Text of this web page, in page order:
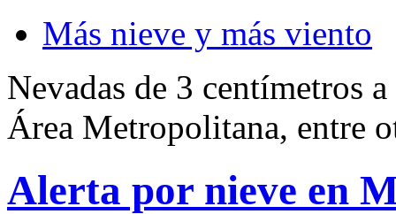
Más nieve y más viento
Nevadas de 3 centímetros
Área Metropolitana, entre
Alerta por nieve en